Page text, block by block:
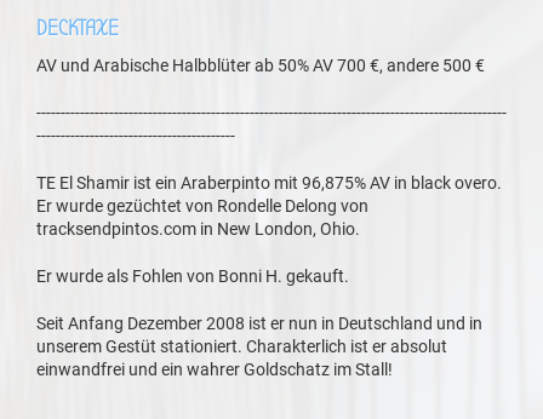
DECKTAXE
AV und Arabische Halbblüter ab 50% AV 700 €, andere 500 €
-------------------------------------------------------------------------------------------------
-----------------------------------------
TE El Shamir ist ein Araberpinto mit 96,875% AV in black overo.
Er wurde gezüchtet von Rondelle Delong von
tracksendpintos.com in New London, Ohio.
Er wurde als Fohlen von Bonni H. gekauft.
Seit Anfang Dezember 2008 ist er nun in Deutschland und in
unserem Gestüt stationiert. Charakterlich ist er absolut
einwandfrei und ein wahrer Goldschatz im Stall!